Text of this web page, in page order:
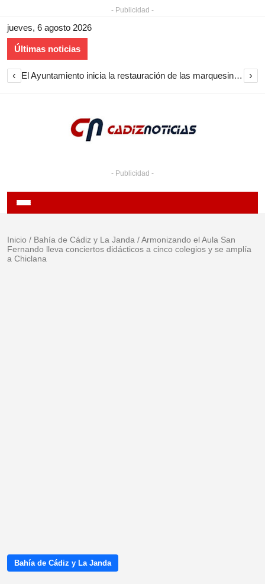
- Publicidad -
jueves, 6 agosto 2026
Últimas noticias
‹ Cine de verano en Sanlúcar en agosto de 2026 con proyecciones gratuitas en playas y barrios ›
- Publicidad -
Inicio / Bahía de Cádiz y La Janda /Armonizando el Aula San
Fernando lleva conciertos didácticos a cinco colegios y se amplía
a Chiclana
Bahía de Cádiz y La Janda